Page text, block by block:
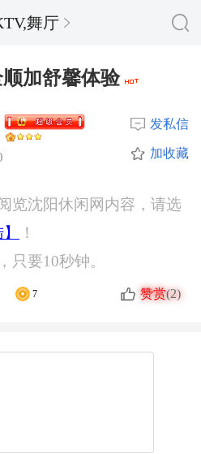
舞厅
顺加舒馨体验
发私信
加收藏
览沈阳休闲网内容，请选
！
只要10秒钟。
7 赞赏(2)